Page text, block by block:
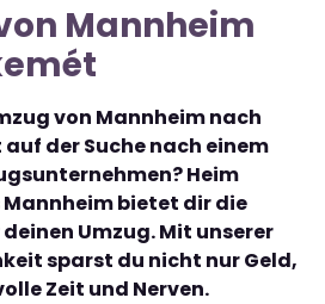
Mannheim
von Mannheim nach
der Suche nach einem
Heim
bietet dir die
Umzug. Mit unserer
sparst du nicht nur Geld,
Zeit und Nerven.